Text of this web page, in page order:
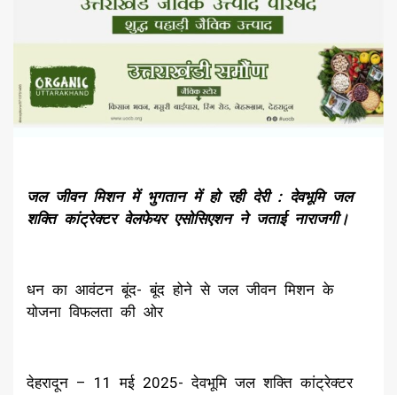
जल जीवन मिशन में भुगतान में हो रही देरी : देवभूमि जल
शक्ति कांट्रेक्टर वेलफेयर एसोसिएशन ने जताई नाराजगी।
धन का आवंटन बूंद- बूंद होने से जल जीवन मिशन के
योजना विफलता की ओर
देहरादून – 11 मई 2025- देवभूमि जल शक्ति कांट्रेक्टर